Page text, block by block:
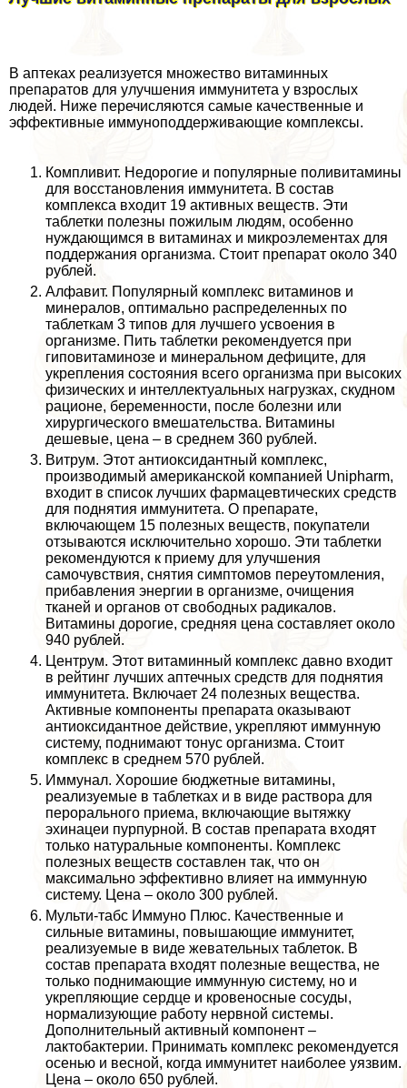
В аптеках реализуется множество витаминных
препаратов для улучшения иммунитета у взрослых
людей. Ниже перечисляются самые качественные и
эффективные иммуноподдерживающие комплексы.
Компливит. Недорогие и популярные поливитамины
для восстановления иммунитета. В состав
комплекса входит 19 активных веществ. Эти
таблетки полезны пожилым людям, особенно
нуждающимся в витаминах и микроэлементах для
поддержания организма. Стоит препарат около 340
рублей.
Алфавит. Популярный комплекс витаминов и
минералов, оптимально распределенных по
таблеткам 3 типов для лучшего усвоения в
организме. Пить таблетки рекомендуется при
гиповитаминозе и минеральном дефиците, для
укрепления состояния всего организма при высоких
физических и интеллектуальных нагрузках, скудном
рационе, беременности, после болезни или
хирургического вмешательства. Витамины
дешевые, цена – в среднем 360 рублей.
Витрум. Этот антиоксидантный комплекс,
производимый американской компанией Unipharm,
входит в список лучших фармацевтических средств
для поднятия иммунитета. О препарате,
включающем 15 полезных веществ, покупатели
отзываются исключительно хорошо. Эти таблетки
рекомендуются к приему для улучшения
самочувствия, снятия симптомов переутомления,
прибавления энергии в организме, очищения
тканей и органов от свободных радикалов.
Витамины дорогие, средняя цена составляет около
940 рублей.
Центрум. Этот витаминный комплекс давно входит
в рейтинг лучших аптечных средств для поднятия
иммунитета. Включает 24 полезных вещества.
Активные компоненты препарата оказывают
антиоксидантное действие, укрепляют иммунную
систему, поднимают тонус организма. Стоит
комплекс в среднем 570 рублей.
Иммунал. Хорошие бюджетные витамины,
реализуемые в таблетках и в виде раствора для
перopaльного приема, включающие вытяжку
эхинацеи пурпурной. В состав препарата входят
только натуральные компоненты. Комплекс
полезных веществ составлен так, что он
максимально эффективно влияет на иммунную
систему. Цена – около 300 рублей.
Мульти-табс Иммуно Плюс. Качественные и
сильные витамины, повышающие иммунитет,
реализуемые в виде жевательных таблеток. В
состав препарата входят полезные вещества, не
только поднимающие иммунную систему, но и
укрепляющие сердце и кровеносные сосуды,
нормализующие работу нервной системы.
Дополнительный активный компонент –
лактобактерии. Принимать комплекс рекомендуется
осенью и весной, когда иммунитет наиболее уязвим.
Цена – около 650 рублей.